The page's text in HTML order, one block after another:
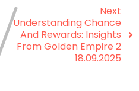
Next
Understanding Chance
And Rewards: Insights
From Golden Empire 2
18.09.2025